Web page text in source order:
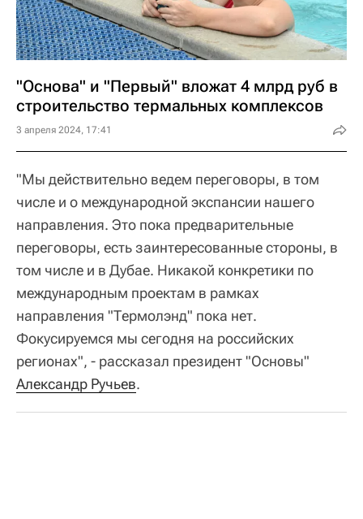
"Основа" и "Первый" вложат 4 млрд руб в
строительство термальных комплексов
3 апреля 2024, 17:41
"Мы действительно ведем переговоры, в том
числе и о международной экспансии нашего
направления. Это пока предварительные
переговоры, есть заинтересованные стороны, в
том числе и в Дубае. Никакой конкретики по
международным проектам в рамках
направления "Термолэнд" пока нет.
Фокусируемся мы сегодня на российских
регионах", - рассказал президент "Основы"
Александр Ручьев.